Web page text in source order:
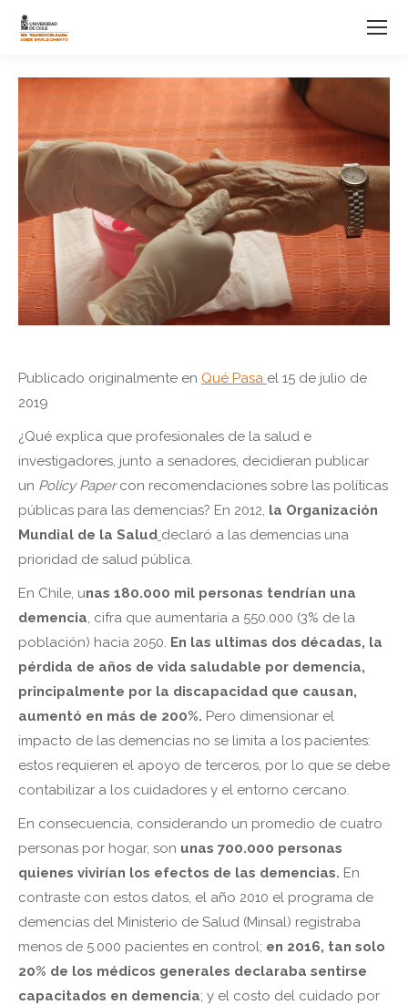
Publicado originalmente en Qué Pasa el 15 de julio de
2019
¿Qué explica que profesionales de la salud e
investigadores, junto a senadores, decidieran publicar
un Policy Papercon recomendaciones sobre las políticas
públicas para las demencias? En 2012, la Organización
Mundial de la Salud declaró a las demencias una
prioridad de salud pública.
En Chile, unas 180.000 mil personas tendrían una
demencia, cifra que aumentaría a 550.000 (3% de la
población) hacia 2050. En las ultimas dos décadas, la
pérdida de años de vida saludable por demencia,
principalmente por la discapacidad que causan,
aumentó en más de 200%. Pero dimensionar el
impacto de las demencias no se limita a los pacientes:
estos requieren el apoyo de terceros, por lo que se debe
contabilizar a los cuidadores y el entorno cercano.
En consecuencia, considerando un promedio de cuatro
personas por hogar, son unas 700.000 personas
quienes vivirían los efectos de las demencias. En
contraste con estos datos, el año 2010 el programa de
demencias del Ministerio de Salud (Minsal) registraba
menos de 5.000 pacientes en control; en 2016, tan solo
20% de los médicos generales declaraba sentirse
capacitados en demencia; y el costo del cuidado por